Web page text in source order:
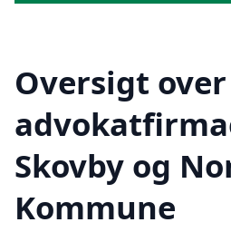
Oversigt over
Skovby og
Kommune